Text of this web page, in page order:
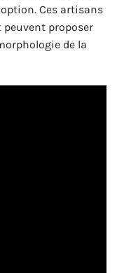
Ces artisans
proposer
de la